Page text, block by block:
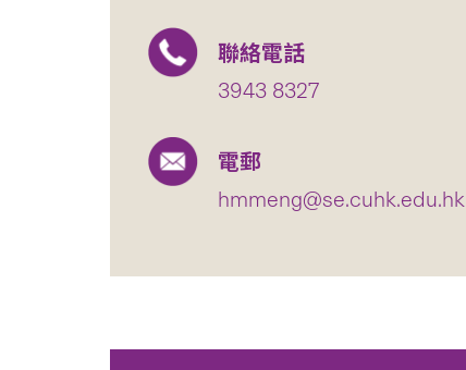
聯絡電話
3943 8327
電郵
hmmeng@se.cuhk.edu.hk